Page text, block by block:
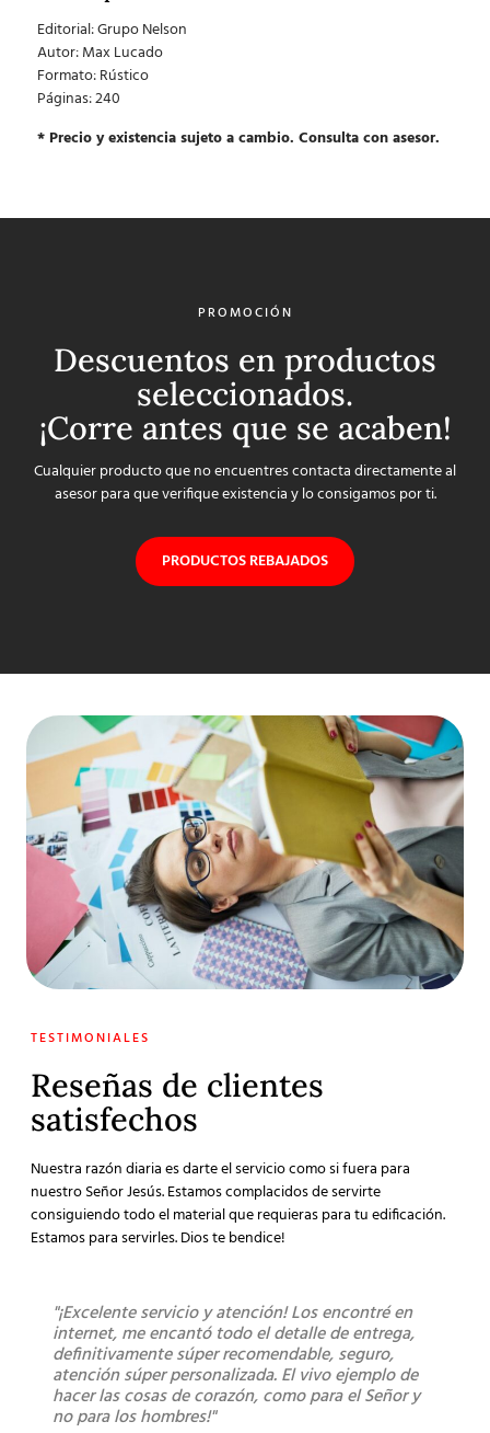
Editorial: Grupo Nelson
Autor:Max Lucado
Formato:Rústico
Páginas: 240
* Precio y existencia sujeto a cambio. Consulta con asesor.
PROMOCIÓN
Descuentos en productos
seleccionados.
¡Corre antes que se acaben!
Cualquier producto que no encuentres contacta directamente al
asesor para que verifique existencia y lo consigamos por ti.
PRODUCTOS REBAJADOS
TESTIMONIALES
Reseñas de clientes
satisfechos
Nuestra razón diaria es darte el servicio como si fuera para
nuestro Señor Jesús. Estamos complacidos de servirte
consiguiendo todo el material que requieras para tu edificación.
Estamos para servirles. Dios te bendice!
"¡Excelente servicio y atención! Los encontré en
internet, me encantó todo el detalle de entrega,
definitivamente súper recomendable, seguro,
atención súper personalizada. El vivo ejemplo de
hacer las cosas de corazón, como para el Señor y
no para los hombres!"